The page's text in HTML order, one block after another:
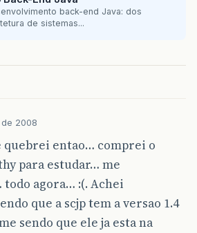
back-end Java: dos
de sistemas...
2008
quebrei entao… comprei o
para estudar… me
agora… :(. Achei
que a scjp tem a versao 1.4
sendo que ele ja esta na